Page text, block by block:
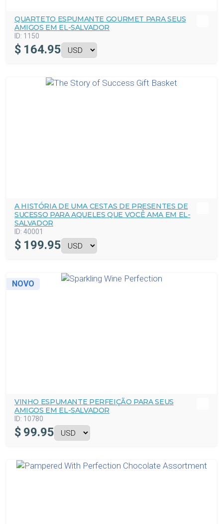
QUARTETO ESPUMANTE GOURMET PARA SEUS
AMIGOS EM EL-SALVADOR
ID: 1150
$ 164.95
A HISTÓRIA DE UMA CESTAS DE PRESENTES DE
SUCESSO PARA AQUELES QUE VOCÊ AMA EM EL-
SALVADOR
ID: 40001
$ 199.95
NOVO
VINHO ESPUMANTE PERFEIÇÃO PARA SEUS
AMIGOS EM EL-SALVADOR
ID: 10780
$ 99.95